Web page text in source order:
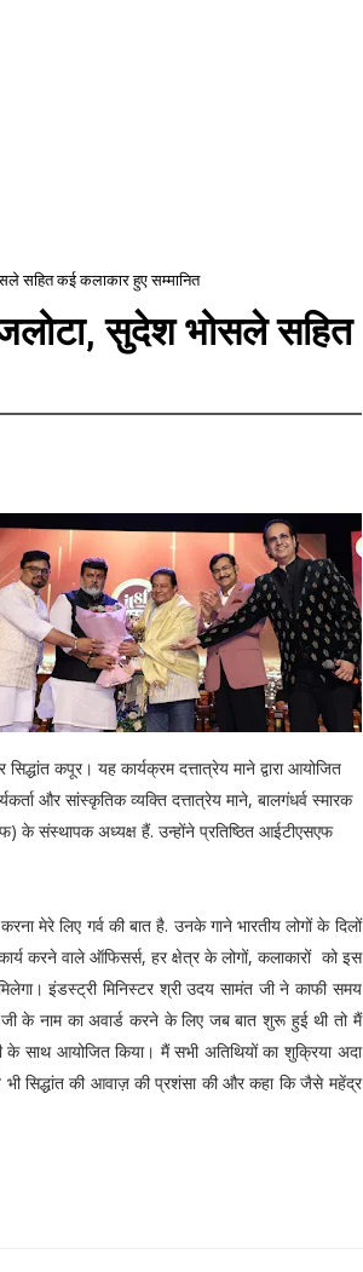
सहित कई कलाकार हुए सम्मानित
सुदेश भोसले सहित
कपूर। यह कार्यक्रम दत्तात्रेय माने द्वारा आयोजित
और सांस्कृतिक व्यक्ति दत्तात्रेय माने, बालगंधर्व स्मारक
के संस्थापक अध्यक्ष हैं. उन्होंने प्रतिष्ठित आईटीएसएफ
मेरे लिए गर्व की बात है. उनके गाने भारतीय लोगों के दिलों
करने वाले ऑफिसर्स, हर क्षेत्र के लोगों, कलाकारों को इस
इंडस्ट्री मिनिस्टर श्री उदय सामंत जी ने काफी समय
के नाम का अवार्ड करने के लिए जब बात शुरू हुई थी तो मैं
के साथ आयोजित किया। मैं सभी अतिथियों का शुक्रिया अदा
भी सिद्धांत की आवाज़ की प्रशंसा की और कहा कि जैसे महेंद्र